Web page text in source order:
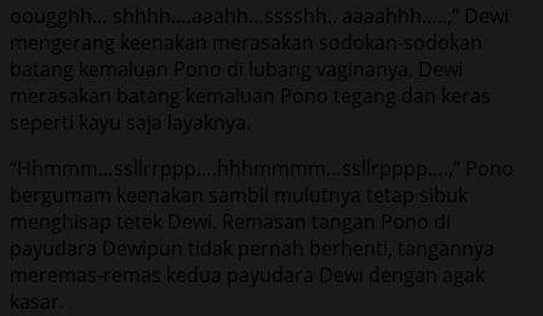
oougghh… shhhh….aaahh…sssshh.. aaaahhh…..,” Dewi
mengerang keenakan merasakan sodokan-sodokan
batang kemaluan Pono di lubang vaginanya, Dewi
merasakan batang kemaluan Pono tegang dan keras
seperti kayu saja layaknya.
“Hhmmm…ssllrrppp….hhhmmmm…ssllrpppp….,” Pono
bergumam keenakan sambil mulutnya tetap sibuk
menghisap tetek Dewi. Remasan tangan Pono di
payudara Dewipun tidak pernah berhenti, tangannya
meremas-remas kedua payudara Dewi dengan agak
kasar.